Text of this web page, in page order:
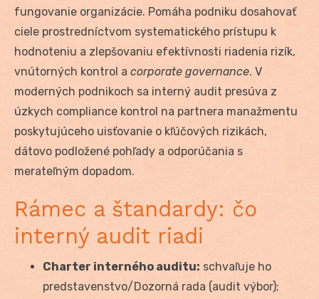
fungovanie organizácie. Pomáha podniku dosahovať
ciele prostredníctvom systematického prístupu k
hodnoteniu a zlepšovaniu efektívnosti riadenia rizík,
vnútorných kontrol a corporate governance. V
moderných podnikoch sa interný audit presúva z
úzkych compliance kontrol na partnera manažmentu
poskytujúceho uisťovanie o kľúčových rizikách,
dátovo podložené pohľady a odporúčania s
merateľným dopadom.
Rámec a štandardy: čo
interný audit riadi
Charter interného auditu: schvaľuje ho
predstavenstvo/Dozorná rada (audit výbor);